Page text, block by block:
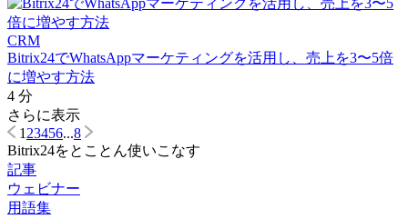
CRM
Bitrix24でWhatsAppマーケティングを活用し、売上を3〜5倍
に増やす方法
4 分
さらに表示
1 23456...8
Bitrix24をとことん使いこなす
記事
ウェビナー
用語集